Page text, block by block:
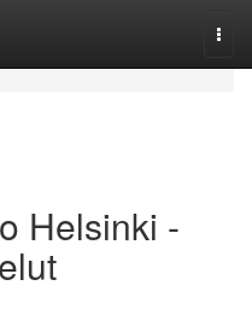
Helsinki -